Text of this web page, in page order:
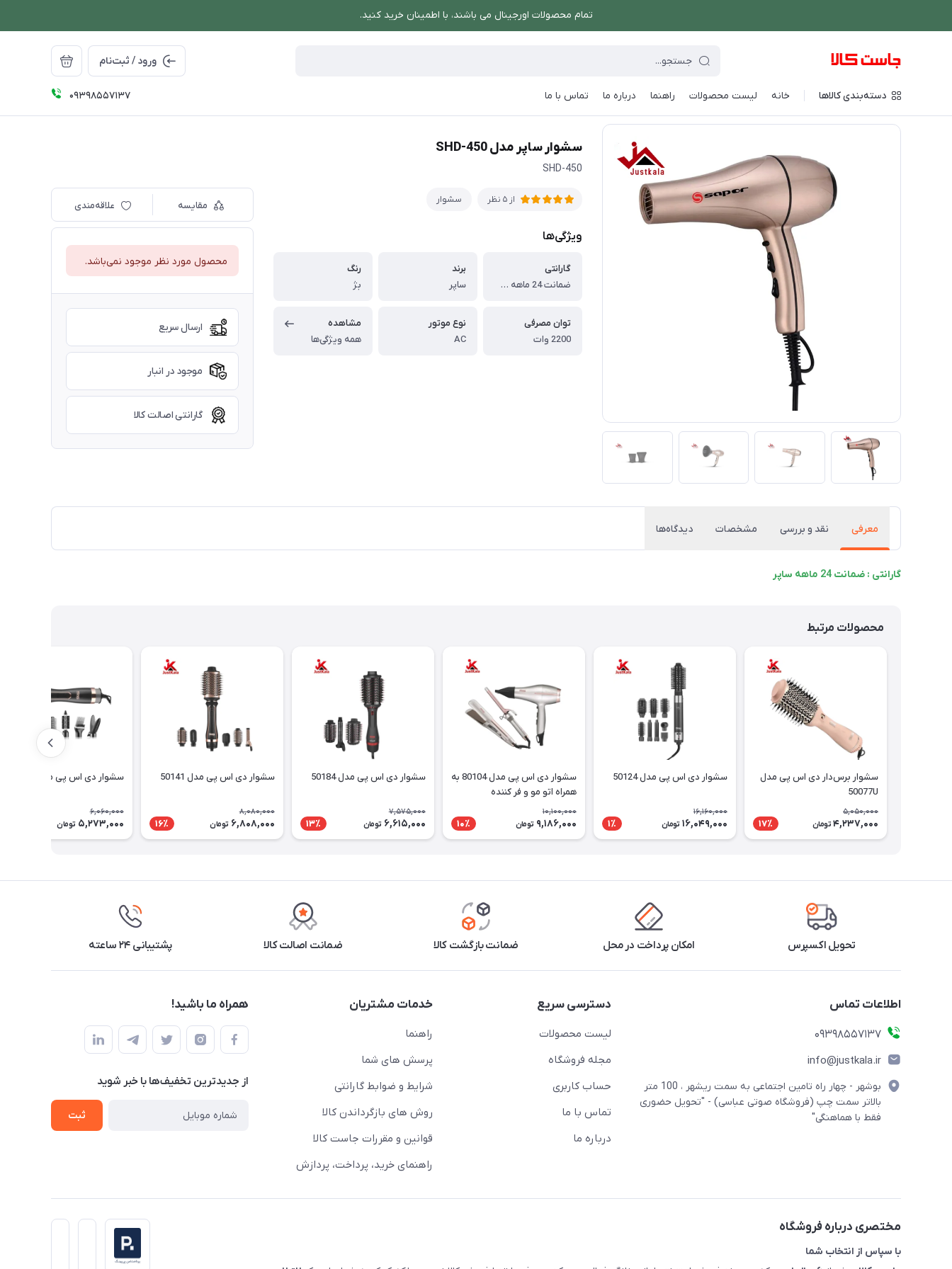
تمام محصولات اورجینال می باشند، با اطمینان خرید کنید.
ورود / ثبت‌نام
دسته‌بندی کالاها خانه لیست محصولات راهنما درباره ما تماس با ما 09398557137
فروشگاه اینترنتی جاست کالا لوازم شخصی برقی / سشوار سشوار ساپر مدل SHD-450
سشوار ساپر مدل SHD-450
SHD-450
از 5 نظر سشوار
ویژگی‌ها
گارانتی
ضمانت 24 ماهه ساپر
برند
ساپر
رنگ
بژ
توان مصرفی
2200 وات
نوع موتور
AC
مشاهده
همه ویژگی‌ها
مقایسه علاقه‌مندی
محصول مورد نظر موجود نمی‌باشد.
ارسال سریع
موجود در انبار
گارانتی اصالت کالا
معرفی نقد و بررسی مشخصات دیدگاه‌ها
گارانتی : ضمانت 24 ماهه ساپر
محصولات مرتبط
سشوار برس‌دار دی اس پی مدل
50077U
5,050,000
4,237,000 تومان 17٪
سشوار دی اس پی مدل 50124
16,160,000
16,049,000 تومان 1٪
سشوار دی اس پی مدل 80104 به
همراه اتو مو و فر کننده
10,100,000
9,186,000 تومان 10٪
سشوار دی اس پی مدل 50184
7,575,000
6,615,000 تومان 13٪
سشوار دی اس پی مدل 50141
8,080,000
6,808,000 تومان 16٪
سشوار دی اس پی مدل 50172
6,060,000
5,273,000 تومان
تحویل اکسپرس امکان پرداخت در محل ضمانت بازگشت کالا ضمانت اصالت کالا پشتیبانی ۲۴ ساعته
اطلاعات تماس
09398557137
info@justkala.ir
بوشهر - چهار راه تامین اجتماعی به سمت ریشهر ، 100 متر
بالاتر سمت چپ (فروشگاه صوتی عباسی) - "تحویل حضوری
فقط با هماهنگی"
دسترسی سریع
لیست محصولات
مجله فروشگاه
حساب کاربری
تماس با ما
درباره ما
خدمات مشتریان
راهنما
پرسش های شما
شرایط و ضوابط گارانتی
روش های بازگرداندن کالا
قوانین و مقررات جاست کالا
راهنمای خرید، پرداخت، پردازش
همراه ما باشید!
از جدید‌ترین تخفیف‌ها با‌ خبر شوید
ثبت
مختصری درباره فروشگاه
با سپاس از انتخاب شما